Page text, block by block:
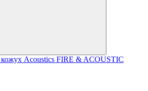
Acoustics FIRE & ACOUSTIC